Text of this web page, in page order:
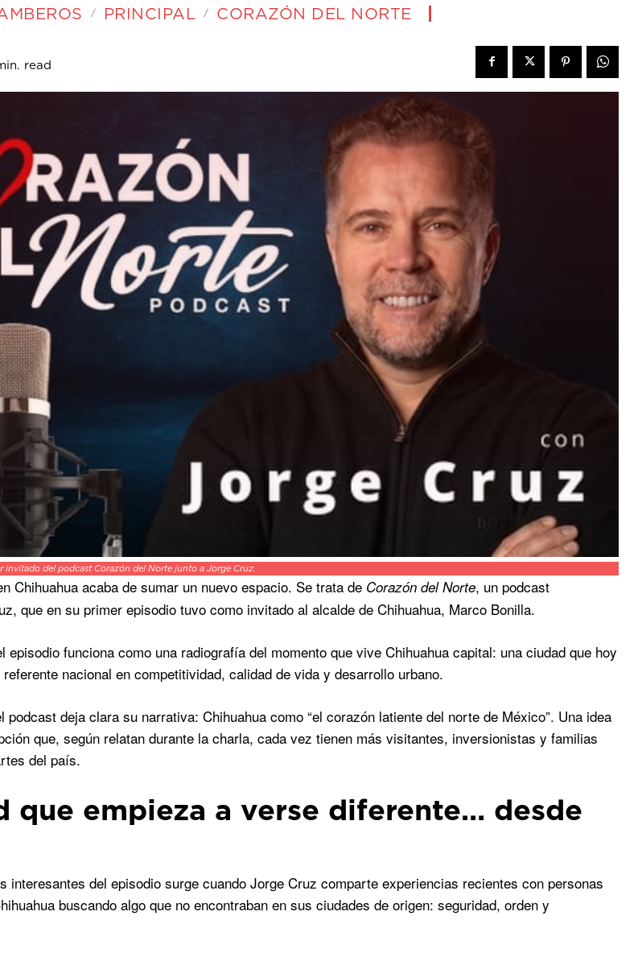
PRINCIPAL CORAZÓN DEL NORTE
read
invitado del podcast Corazón del Norte junto a Jorge Cruz.
Chihuahua acaba de sumar un nuevo espacio. Se trata de Corazón del Norte, un podcast
que en su primer episodio tuvo como invitado al alcalde de Chihuahua, Marco Bonilla.
episodio funciona como una radiografía del momento que vive Chihuahua capital: una ciudad que hoy
nacional en competitividad, calidad de vida y desarrollo urbano.
podcast deja clara su narrativa: Chihuahua como “el corazón latiente del norte de México”. Una idea
que, según relatan durante la charla, cada vez tienen más visitantes, inversionistas y familias
del país.
que empieza a verse diferente… desde
interesantes del episodio surge cuando Jorge Cruz comparte experiencias recientes con personas
buscando algo que no encontraban en sus ciudades de origen: seguridad, orden y